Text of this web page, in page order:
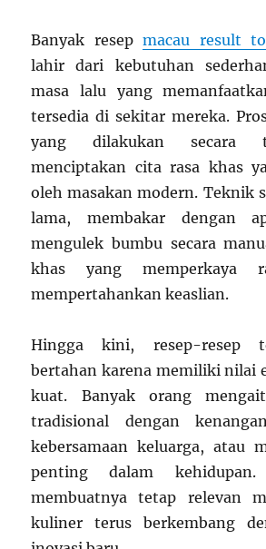
Banyak resepmacau result
lahir dari kebutuhan
masa lalu yang
tersedia di sekitar mereka.
yang dilakukan secara
menciptakan cita rasa khas
oleh masakan modern. Teknik
lama, membakar dengan
mengulek bumbu secara
khas yang memperkaya
mempertahankan keaslian.
Hingga kini, resep-resep
bertahan karena memiliki nilai
kuat. Banyak orang
tradisional dengan
kebersamaan keluarga, atau
penting dalam
membuatnya tetap relevan
kuliner terus berkembang